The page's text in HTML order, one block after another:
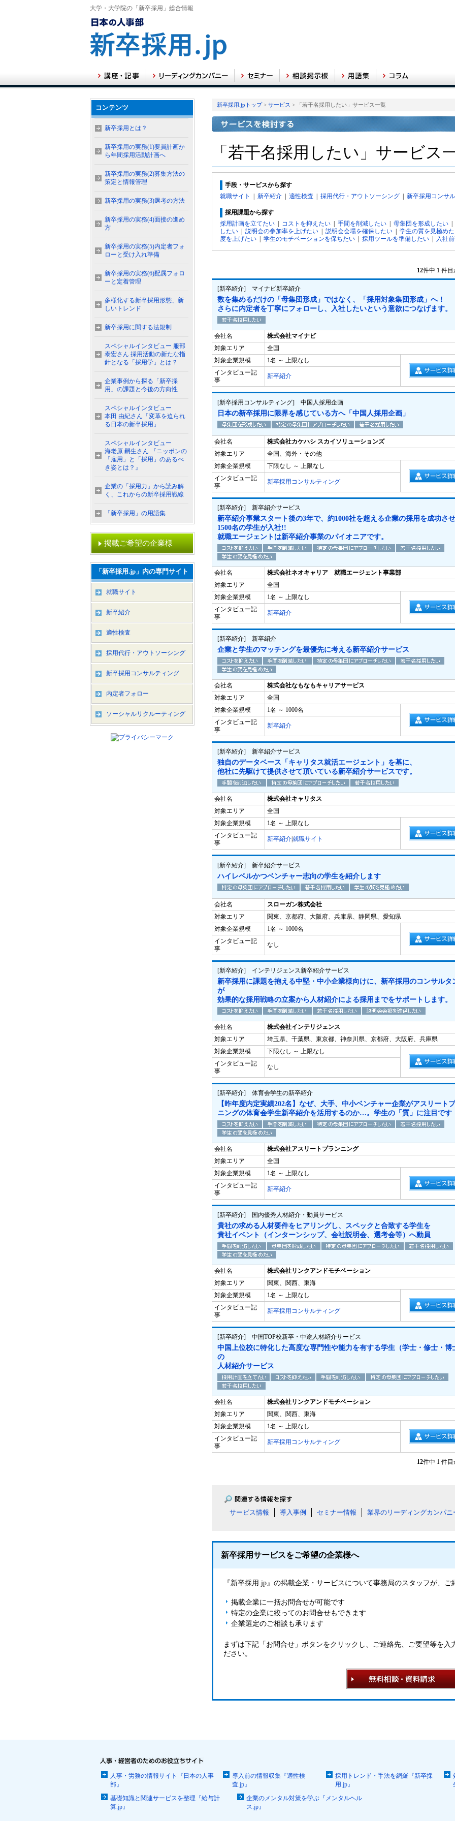
大学・大学院の「新卒採用」総合情報
新卒採用.jpトップ> サービス > 「若干名採用したい」サービス一覧
「若干名採用したい」サービス
手段・サービスから探す
就職サイト
新卒紹介 適性検査 採用代行・アウトソーシング 新卒採用コンサ
採用課題から探す
採用計画を立てたい
コストを抑えたい 手間を削減したい 母集団を形成したい
したい
説明会の参加率を上げたい 説明会会場を確保したい
学生の質を見極め
度を上げたい
学生のモチベーションを保ちたい 採用ツールを準備したい 入社
12件中 1 件
[新卒紹介] マイナビ新卒紹介
数を集めるだけの「母集団形成」ではなく、「採用対象集団形成」へ！
さらに内定者を丁寧にフォローし、入社したいという意欲につなげます。
会社名
株式会社マイナビ
対象エリア
全国
対象企業規模
1名 ～ 上限なし
インタビュー記
事
新卒紹介
[新卒採用コンサルティング] 中国人採用企画
日本の新卒採用に限界を感じている方へ「中国人採用企画」
会社名
株式会社カケハシ スカイソリューションズ
対象エリア
全国、海外・その他
対象企業規模
下限なし ～ 上限なし
インタビュー記
事
新卒採用コンサルティング
[新卒紹介] 新卒紹介サービス
新卒紹介事業スタート後の3年で、約1000社を超える企業の採用を成功さ
1500名の学生が入社!!
就職エージェントは新卒紹介事業のパイオニアです。
会社名
株式会社ネオキャリア 就職エージェント事業部
対象エリア
全国
対象企業規模
1名 ～ 上限なし
インタビュー記
事
新卒紹介
[新卒紹介] 新卒紹介
企業と学生のマッチングを最優先に考える新卒紹介サービス
会社名
株式会社なもなもキャリアサービス
対象エリア
全国
対象企業規模
1名 ～ 1000名
インタビュー記
事
新卒紹介
[新卒紹介] 新卒紹介サービス
独自のデータベース「キャリタス就活エージェント」を基に、
他社に先駆けて提供させて頂いている新卒紹介サービスです。
会社名
株式会社キャリタス
対象エリア
全国
対象企業規模
1名 ～ 上限なし
インタビュー記
事
新卒紹介就職サイト
[新卒紹介] 新卒紹介サービス
ハイレベルかつベンチャー志向の学生を紹介します
会社名
スローガン株式会社
対象エリア
関東、京都府、大阪府、兵庫県、静岡県、愛知県
対象企業規模
1名 ～ 1000名
インタビュー記
事
なし
[新卒紹介] インテリジェンス新卒紹介サービス
新卒採用に課題を抱える中堅・中小企業様向けに、新卒採用のコンサルタ
が
効果的な採用戦略の立案から人材紹介による採用までをサポートします。
会社名
株式会社インテリジェンス
対象エリア
埼玉県、千葉県、東京都、神奈川県、京都府、大阪府、兵庫県
対象企業規模
下限なし ～ 上限なし
インタビュー記
事
なし
[新卒紹介] 体育会学生の新卒紹介
【昨年度内定実績202名】なぜ、大手、中小ベンチャー企業がアスリート
ニングの体育会学生新卒紹介を活用するのか…。学生の「質」に注目です
会社名
株式会社アスリートプランニング
対象エリア
全国
対象企業規模
1名 ～ 上限なし
インタビュー記
事
新卒紹介
[新卒紹介] 国内優秀人材紹介・動員サービス
貴社の求める人材要件をヒアリングし、スペックと合致する学生を
貴社イベント（インターンシップ、会社説明会、選考会等）へ動員
会社名
株式会社リンクアンドモチベーション
対象エリア
関東、関西、東海
対象企業規模
1名 ～ 上限なし
インタビュー記
事
新卒採用コンサルティング
[新卒紹介] 中国TOP校新卒・中途人材紹介サービス
中国上位校に特化した高度な専門性や能力を有する学生（学士・修士・博
の
人材紹介サービス
会社名
株式会社リンクアンドモチベーション
対象エリア
関東、関西、東海
対象企業規模
1名 ～ 上限なし
インタビュー記
事
新卒採用コンサルティング
12件中 1 件
サービス情報 導入事例 セミナー情報 業界のリーディングカンパニ
新卒採用サービスをご希望の企業様へ
『新卒採用.jp』の掲載企業・サービスについて事務局のスタッフが、
掲載企業に一括お問合せが可能です
特定の企業に絞ってのお問合せもできます
企業選定のご相談も承ります
まずは下記「お問合せ」ボタンをクリックし、ご連絡先、ご要望等を
ださい。
コンテンツ
新卒採用とは？
新卒採用の実務(1)要員計画か
ら年間採用活動計画へ
新卒採用の実務(2)募集方法の
策定と情報管理
新卒採用の実務(3)選考の方法
新卒採用の実務(4)面接の進め
方
新卒採用の実務(5)内定者フォ
ローと受け入れ準備
新卒採用の実務(6)配属フォロ
ーと定着管理
多様化する新卒採用形態、新
しいトレンド
新卒採用に関する法規制
スペシャルインタビュー 服部
泰宏さん 採用活動の新たな指
針となる「採用学」とは？
企業事例から探る「新卒採
用」の課題と今後の方向性
スペシャルインタビュー
本田 由紀さん「変革を迫られ
る日本の新卒採用」
スペシャルインタビュー
海老原 嗣生さん 『ニッポンの
「雇用」と「採用」のあるべ
き姿とは？』
企業の「採用力」から読み解
く、これからの新卒採用戦線
「新卒採用」の用語集
掲載ご希望の企業様
「新卒採用.jp」内の専門サイト
就職サイト
新卒紹介
適性検査
採用代行・アウトソーシング
新卒採用コンサルティング
内定者フォロー
ソーシャルリクルーティング
人事・労務の情報サイト『日本の人事
部』
導入前の情報収集『適性検
査.jp』
採用トレンド・手法を網羅『新卒採
用.jp』
基礎知識と関連サービスを整理『給与計
算.jp』
企業のメンタル対策を学ぶ『メンタルヘル
ス.jp』